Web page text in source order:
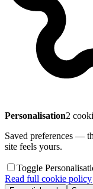
Personalisation2
Saved preferences —
site feels yours.
Toggle
Read full cookie policy